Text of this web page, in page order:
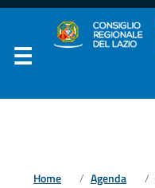
Home Agenda